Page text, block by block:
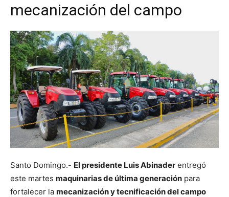
mecanización del campo
Santo Domingo.- El presidente Luis Abinader entregó
este martes maquinarias de última generación para
fortalecer la mecanización y tecnificación del campo